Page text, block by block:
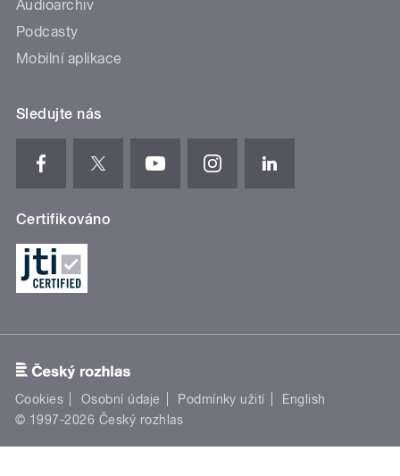
Audioarchiv
Podcasty
Mobilní aplikace
Sledujte nás
Certifikováno
Cookies Osobní údaje Podmínky užití
English
© 1997-2026 Český rozhlas